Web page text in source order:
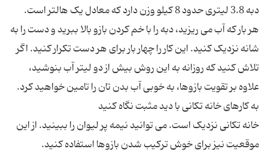
هر بار که آب می ریزید، دبه را با خم کردن بازو بالا ببرید و دست را به
شانه نزدیک کنید. این کار را چهار بار برای هر دست تکرار کنید. اگر
تلاش کنید که روزانه به این روش بیش از دو لیتر آب بنوشید،
خانه تکانی نزدیک است. می توانید نیمه پر لیوان را ببینید. از این
موقعیت نیز برای خوش ترکیب شدن بازوها استفاده کنید.